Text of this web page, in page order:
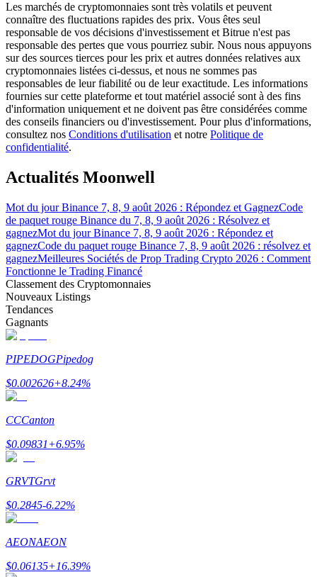
Guide
Guide de démarrage des contrats à terme
Apprenez à rester rentable
Gagner
Cochon de puissance
Gagnez quotidiennement des récompenses compétitives
Les marchés de cryptomonnaies sont très volatils et peuvent
connaître des fluctuations rapides des prix. Vous êtes seul
responsable de vos décisions d'investissement et Bitrue n'est pas
responsable des pertes que vous pourriez subir. Nous nous appuyons
sur des sources tierces pour les prix et autres données relatives aux
cryptomonnaies listées ci-dessus, et nous ne sommes pas
responsables de leur fiabilité ou de leur exactitude. Les informations
fournies sur cette plateforme et tout matériel associé sont à des fins
d'information uniquement et ne doivent pas être considérées comme
des conseils financiers ou d'investissement. Pour plus d'informations,
consultez nos Conditions d'utilisation et notre Politique de
confidentialité.
Actualités Moonwell
Mot du jour Binance 7, 8, 9 août 2026 : Répondez et GagnezCode
de paquet rouge Binance du 7, 8, 9 août 2026 : Résolvez et
gagnezMot du jour Binance 7, 8, 9 août 2026 : Répondez et
gagnezCode du paquet rouge Binance 7, 8, 9 août 2026 : résolvez et
gagnezMeilleures Sociétés de Prop Trading Crypto 2026 : Comment
Fonctionne le Trading Financé
Classement des Cryptomonnaies
Nouveaux Listings
Tendances
Gagnants
PIPEDOGPipedog
$0.002626+8.24%
CCCanton
$0.09831+6.95%
GRVTGrvt
$0.2845-6.22%
AEONAEON
$0.06135+16.39%